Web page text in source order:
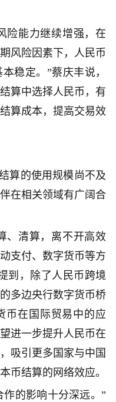
险能力继续增强，在
风险因素下，人民币
稳定。”蔡庆丰说，
算中选择人民币，有
算成本，提高交易效
算的使用规模尚不及
在相关领域有广阔合
、清算，离不开高效
支付、数字货币等方
到，除了人民币跨境
多边央行数字货币桥
币在国际贸易中的应
进一步提升人民币在
吸引更多国家与中国
币结算的网络效应。
的影响十分深远。”